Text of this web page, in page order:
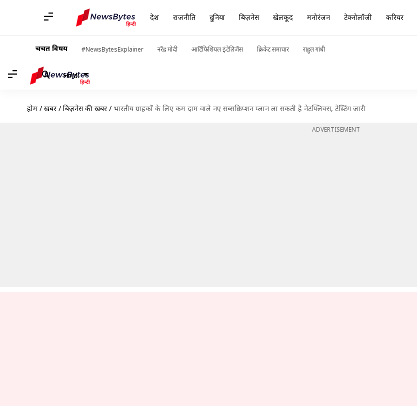
देश राजनीति दुनिया बिज़नेस खेलकूद मनोरंजन टेक्नोलॉजी करियर
चर्चित विषय #NewsBytesExplainer नरेंद्र मोदी आर्टिफिशियल इंटेलिजेंस क्रिकेट समाचार राहुल गांधी
Hindi
होम / खबरें / बिज़नेस की खबरें / भारतीय ग्राहकों के लिए कम दाम वाले नए सब्सक्रिप्शन प्लान ला सकती है नेटफ्लिक्स, टेस्टिंग जारी
ADVERTISEMENT